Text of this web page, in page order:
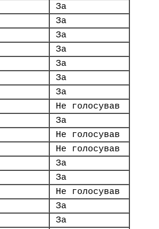
За
За
За
За
За
За
За
Не голосував
За
Не голосував
Не голосував
За
За
Не голосував
За
За